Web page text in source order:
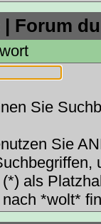
Forum
Sie
Sie
als
*wolt*